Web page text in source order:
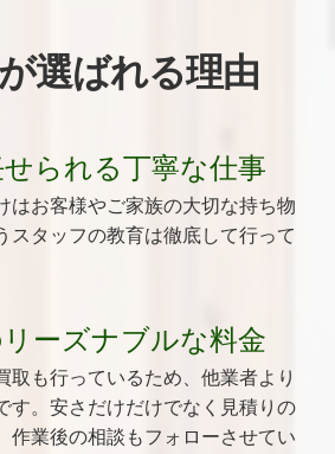
選ばれる理由
られる丁寧な仕事
はお客様やご家族の大切な持ち物
スタッフの教育は徹底して行って
ーズナブルな料金
取も行っているため、他業者より
す。安さだけだけでなく見積りの
作業後の相談もフォローさせてい